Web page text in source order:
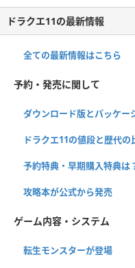
ドラクエ11の最新情報
全ての最新情報はこちら
予約・発売に関して
ダウンロード版とパッケー
ドラクエ11の値段と歴代の
予約特典・早期購入特典は
攻略本が公式から発売
ゲーム内容・システム
転生モンスターが登場